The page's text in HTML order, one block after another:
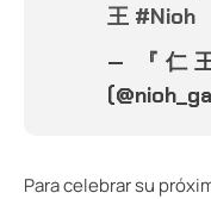
王 #Nioh
— 『仁
Para celebrar su